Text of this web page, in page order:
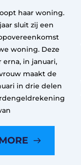
haar woning.
sluit zij een
woning. Deze
in januari,
maakt de
in drie delen